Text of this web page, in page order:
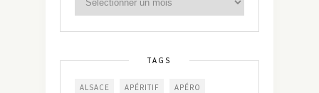
TAGS
ALSACE APÉRITIF APÉRO